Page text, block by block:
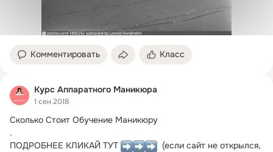
Комментировать Класс
Курс Аппаратного Маникюра
1 сен 2018
Сколько Стоит Обучение Маникюру
.
ПОДРОБНЕЕ КЛИКАЙ ТУТ
  (если сайт не открылся,